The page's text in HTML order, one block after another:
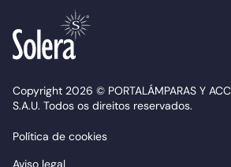
Copyright 2026 © PORTALÁMPARAS Y
S.A.U. Todos os direitos reservados.
Política de cookies
Aviso legal